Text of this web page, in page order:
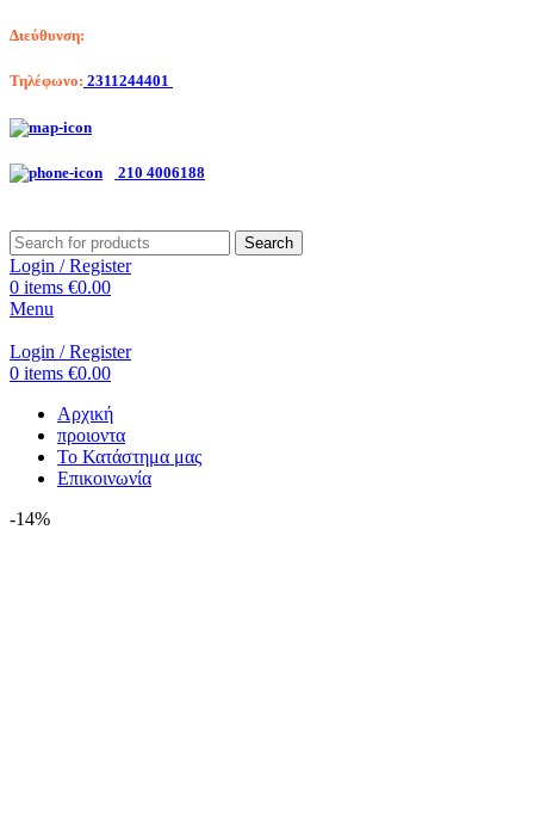
Διεύθυνση:
Τηλέφωνο: 2311244401
210 4006188
Search
Login / Register
0 items €0.00
Menu
Login / Register
0 items €0.00
Αρχική
προιοντα
Το Κατάστημα μας
Επικοινωνία
-14%